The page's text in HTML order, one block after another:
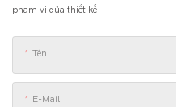
phạm vi của thiết kế!
Tên
E-Mail